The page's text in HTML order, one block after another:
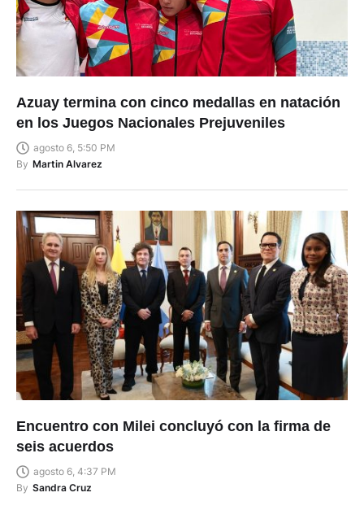
Azuay termina con cinco medallas en natación
en los Juegos Nacionales Prejuveniles
agosto 6, 5:50 PM
By Martin Alvarez
Encuentro con Milei concluyó con la firma de
seis acuerdos
agosto 6, 4:37 PM
By Sandra Cruz